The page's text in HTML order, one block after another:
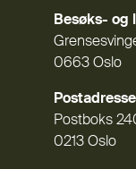
Besøks- og
0663 Oslo
Postadresse
Postboks
0213 Oslo